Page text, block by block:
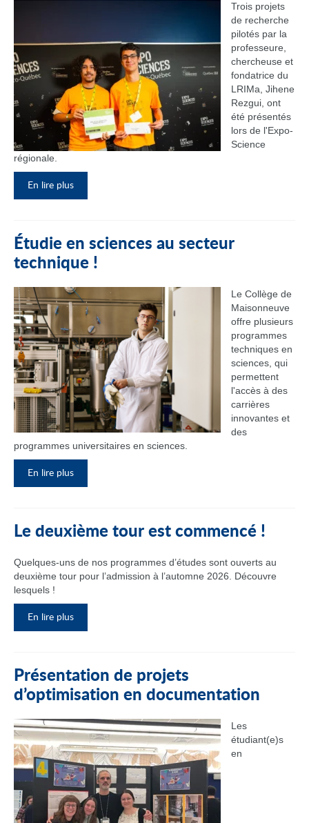
Trois projets
de recherche
pilotés par la
professeure,
chercheuse et
fondatrice du
LRIMa, Jihene
Rezgui, ont
été présentés
lors de l'Expo-
Science
régionale.
En lire plus
Étudie en sciences au secteur
technique !
Le Collège de
Maisonneuve
offre plusieurs
programmes
techniques en
sciences, qui
permettent
l'accès à des
carrières
innovantes et
des
programmes universitaires en sciences.
En lire plus
Le deuxième tour est commencé !
Quelques-uns de nos programmes d’études sont ouverts au
deuxième tour pour l’admission à l’automne 2026. Découvre
lesquels !
En lire plus
Présentation de projets
d’optimisation en documentation
Les
étudiant(e)s
en